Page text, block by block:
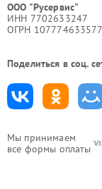
Мы принимаем
все формы оплаты
ООО "Русервис"
ИНН 7702633247
ОГРН
Поделиться в соц.